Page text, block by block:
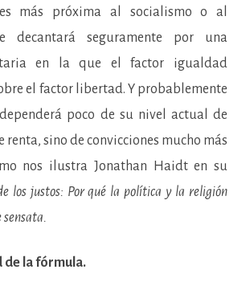
más próxima al socialismo o al
decantará seguramente por una
en la que el factor igualdad
el factor libertad. Y probablemente
poco de su nivel actual de
sino de convicciones mucho más
nos ilustra Jonathan Haidt en su
los justos: Por qué la política y la religión
sensata.
de la fórmula.